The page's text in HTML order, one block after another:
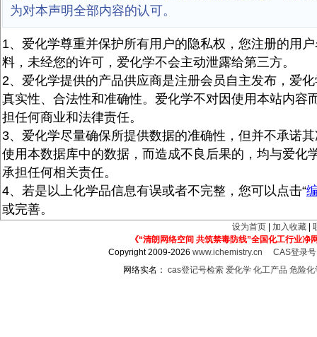
为对本声明全部内容的认可。
1、爱化学尊重并保护所有用户的隐私权，您注册的用
料，未经您的许可，爱化学不会主动泄露给第三方。
2、爱化学提供的产品供应商是注册会员自主发布，爱
真实性、合法性和准确性。爱化学不对因使用本站内容
担任何商业和法律责任。
3、爱化学尽量确保所提供数据的准确性，但并不承诺
使用本数据库中的数据，而造成不良后果的，均与爱化
承担任何相关责任。
4、若是以上化学品信息有误或者不完整，您可以点击“
或完善。
设为首页 加入收藏
《“清朗网络空间 共筑禁毒防线”全国化工行业净
Copyright 2009-2026www.ichemistry.cn
CAS登录
网络实名： cas登记号检索 爱化学 化工产品 危险化